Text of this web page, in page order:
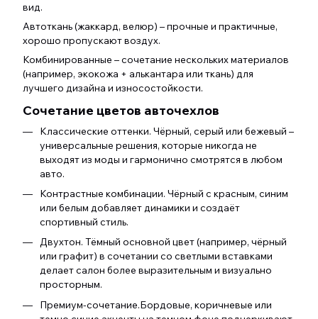
вид.
Автоткань (жаккард, велюр) – прочные и практичные,
хорошо пропускают воздух.
Комбинированные – сочетание нескольких материалов
(например, экокожа + алькантара или ткань) для
лучшего дизайна и износостойкости.
Сочетание цветов авточехлов
Классические оттенки. Чёрный, серый или бежевый –
универсальные решения, которые никогда не
выходят из моды и гармонично смотрятся в любом
авто.
Контрастные комбинации. Чёрный с красным, синим
или белым добавляет динамики и создаёт
спортивный стиль.
Двухтон. Тёмный основной цвет (например, чёрный
или графит) в сочетании со светлыми вставками
делает салон более выразительным и визуально
просторным.
Премиум-сочетание.Бордовые, коричневые или